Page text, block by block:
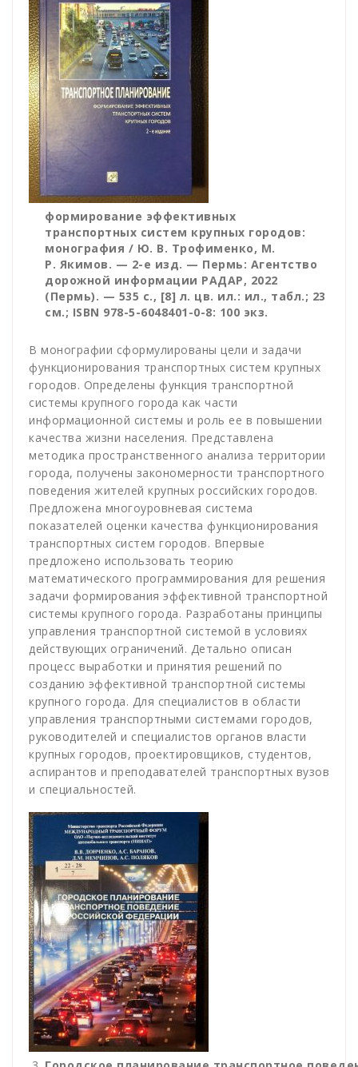
формирование эффективных
транспортных систем крупных городов:
монография / Ю. В. Трофименко, М.
Р. Якимов. — 2-е изд. — Пермь: Агентство
дорожной информации РАДАР, 2022
(Пермь). — 535 с., [8] л. цв. ил.: ил., табл.; 23
см.; ISBN 978-5-6048401-0-8: 100 экз.
В монографии сформулированы цели и задачи
функционирования транспортных систем крупных
городов. Определены функция транспортной
системы крупного города как части
информационной системы и роль ее в повышении
качества жизни населения. Представлена
методика пространственного анализа территории
города, получены закономерности транспортного
поведения жителей крупных российских городов.
Предложена многоуровневая система
показателей оценки качества функционирования
транспортных систем городов. Впервые
предложено использовать теорию
математического программирования для решения
задачи формирования эффективной транспортной
системы крупного города. Разработаны принципы
управления транспортной системой в условиях
действующих ограничений. Детально описан
процесс выработки и принятия решений по
созданию эффективной транспортной системы
крупного города. Для специалистов в области
управления транспортными системами городов,
руководителей и специалистов органов власти
крупных городов, проектировщиков, студентов,
аспирантов и преподавателей транспортных вузов
и специальностей.